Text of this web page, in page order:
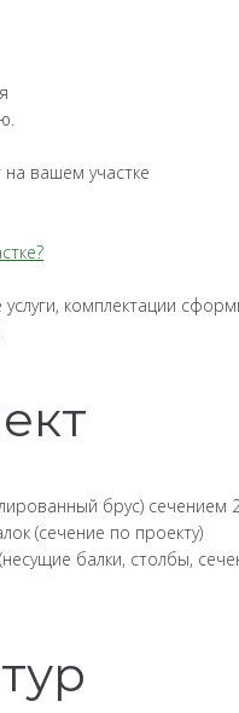
на вашем участке
комплектации
брус)
(сечение по проекту)
балки, столбы,